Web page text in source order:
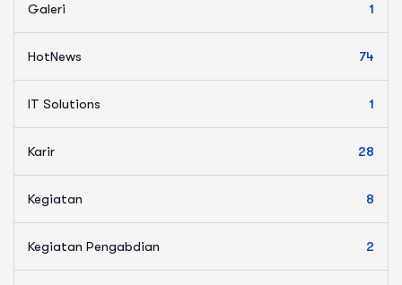
Galeri 1
HotNews 74
IT Solutions 1
Karir 28
Kegiatan 8
Kegiatan Pengabdian 2